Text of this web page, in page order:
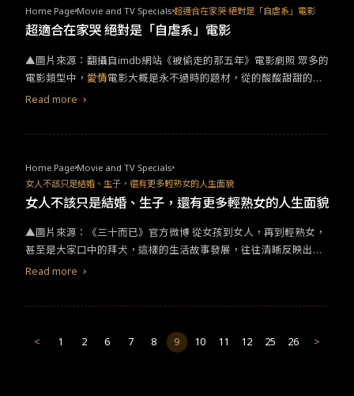
中國大陸首播，是一部以穿越為題材的古裝宮廷劇，改編自知名女
作家桐華的同名小說。全劇由劉詩詩、吳奇隆領銜主演。講述身為
間，靈魂進入到一位名為「馬爾泰·若曦」的八旗女子身上。並周旋
在四阿哥（吳奇隆 飾演）、八阿哥（鄭嘉穎 飾演）、十三阿哥（袁
弘 飾演）和十四阿哥（林更新 飾演）等人之間，參與了九王奪嫡的
允許你不許死，你不許死！」，以及最讓四爺心碎的一句話：「若
曦心中沒有皇帝，只有拿去我魂魄的四爺一人。」
Home Page Movie and TV Specials 超適合在家哭 絕對是「自虐系」電影
超適合在家哭 絕對是「自虐系」電影
▲圖片來源：翻攝自imdb網站《被偷走的那五年》電影劇照 眾多的
電影類型中， 愛情電影大概是永不過時的題材，從的酸酸甜甜的初
戀、刻骨銘心的失戀、青澀辛酸的單戀，到年少輕狂的熱戀，以及
食吧，這兩部電影保證能讓你用掉一整盒面紙。 《比悲傷更悲傷的
故事》是一部2018年臺灣愛情電影，翻拍自2009年南韓電影《最悲
傷的故事》。從片名就先預告會爆哭的一部片。本劇更入選第23屆
傷更悲傷的故事：影集版》。被網友譽為最成功的韓國IP翻拍，一
次追完全十集，哭點多到數不清。故事描述男主角張哲凱爸爸罹癌
過世後被母親拋棄，女主角宋媛媛父母與妹妹車禍意外死亡。兩人
遺傳性癌症經常復發，他深怕傷害到最親愛的人，決定隱瞞病情。
淚腺，不落俗套的劇情更帶動口碑，創下年度破億票房。
Read more
Home Page Movie and TV Specials
女人不該只是結婚、生子，還有更多輕熟女的人生面貌
女人不該只是結婚、生子，還有更多輕熟女的人生面貌
▲圖片來源：《三十而已》官方微博 從女孩到女人，再到輕熟女，
甚至是大家口中的拜犬，這樣的生活故事發展，往往清晰反映出從2
0到40歲女生的心態，更反響思考社會與世代的隔閡與變化，總能
劇，後續在台灣的串流平台上架。劇情勾起了許多都市女子心底的
一些秘密。《三十而已》聚焦在大城市中的三個女人，有獨自打拼
Read more
< 1 2 6 7 8 9 10 11 12 25 26 >